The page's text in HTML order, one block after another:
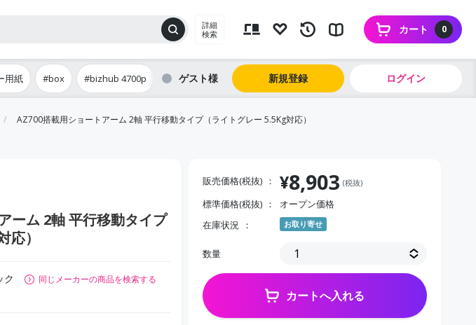
詳細
検索
0
カート
用紙 #box #bizhub 4700p ゲスト 新規登録 ログイン
AZ700搭載用ショートアーム 2軸 平行移動タイプ（ライトグレー 5.5Kg対応）
ーム 2軸 平行移動タイプ
応）
ク 同じメーカーの商品を検索する
販売価格(税抜) ¥8,903 (税抜)
標準価格(税抜)
オープン価格
在庫状況
お取り寄せ
数量
カートへ入れる